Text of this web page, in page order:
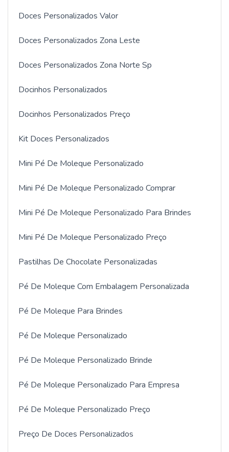
Doces Personalizados Valor
Doces Personalizados Zona Leste
Doces Personalizados Zona Norte Sp
Docinhos Personalizados
Docinhos Personalizados Preço
Kit Doces Personalizados
Mini Pé De Moleque Personalizado
Mini Pé De Moleque Personalizado Comprar
Mini Pé De Moleque Personalizado Para Brindes
Mini Pé De Moleque Personalizado Preço
Pastilhas De Chocolate Personalizadas
Pé De Moleque Com Embalagem Personalizada
Pé De Moleque Para Brindes
Pé De Moleque Personalizado
Pé De Moleque Personalizado Brinde
Pé De Moleque Personalizado Para Empresa
Pé De Moleque Personalizado Preço
Preço De Doces Personalizados